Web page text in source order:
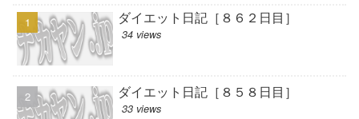
ダイエット日記［８６２日目］
34 views
ダイエット日記［８５８日目］
33 views